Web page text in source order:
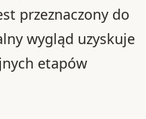
przeznaczony do
wygląd uzyskuje
etapów